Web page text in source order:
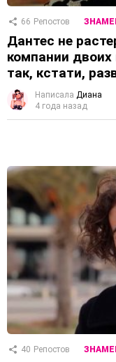
66 Репостов
Дантес не
компании
так, кстати,
Написала Диана
4 года назад
40 Репостов